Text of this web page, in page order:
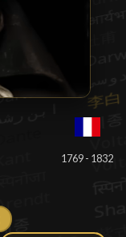
1769 - 1832